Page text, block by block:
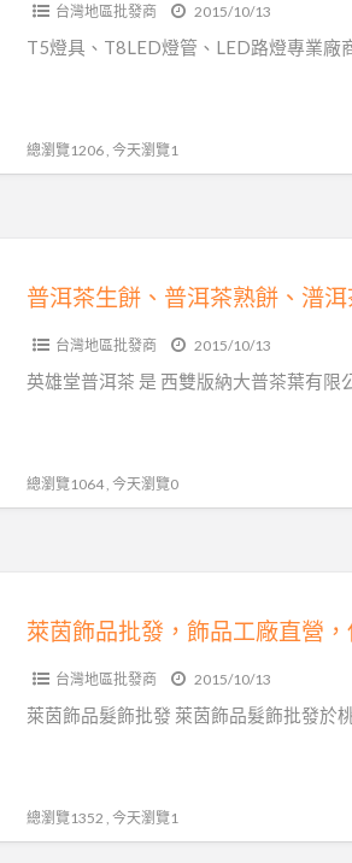
台灣地區批發商 2015/10/13
T5燈具、T8LED燈管、LED路燈專業廠
總瀏覽1206 , 今天瀏覽1
台灣地區批發商 2015/10/13
英雄堂普洱茶 是 西雙版納大普茶葉有限
總瀏覽1064 , 今天瀏覽0
台灣地區批發商 2015/10/13
萊茵飾品髮飾批發 萊茵飾品髮飾批發於
總瀏覽1352 , 今天瀏覽1